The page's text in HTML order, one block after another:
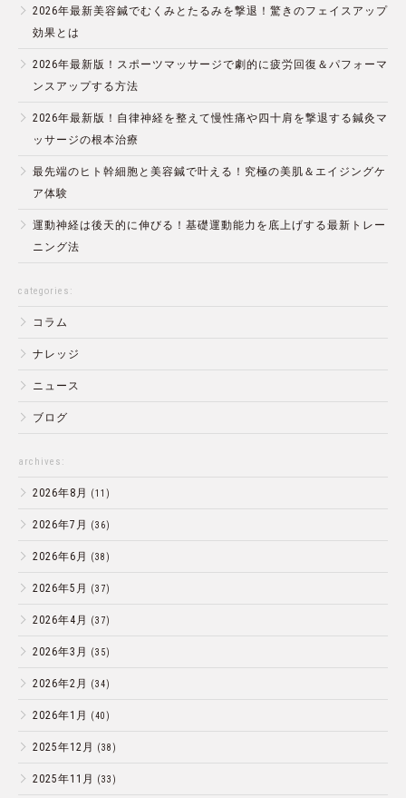
2026年最新美容鍼でむくみとたるみを撃退！驚きのフェイスアップ
効果とは
2026年最新版！スポーツマッサージで劇的に疲労回復＆パフォーマ
ンスアップする方法
2026年最新版！自律神経を整えて慢性痛や四十肩を撃退する鍼灸マ
ッサージの根本治療
最先端のヒト幹細胞と美容鍼で叶える！究極の美肌＆エイジングケ
ア体験
運動神経は後天的に伸びる！基礎運動能力を底上げする最新トレー
ニング法
categories:
コラム
ナレッジ
ニュース
ブログ
archives:
2026年8月 (11)
2026年7月 (36)
2026年6月 (38)
2026年5月 (37)
2026年4月 (37)
2026年3月 (35)
2026年2月 (34)
2026年1月 (40)
2025年12月 (38)
2025年11月 (33)